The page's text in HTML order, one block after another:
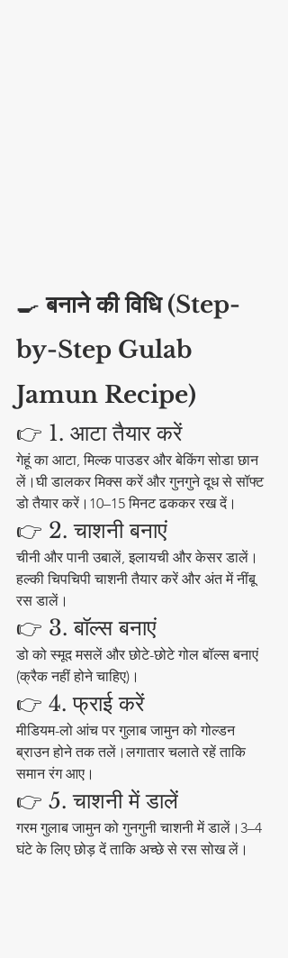
🍳 बनाने की विधि (Step-
by-Step Gulab
Jamun Recipe)
👉 1. आटा तैयार करें
गेहूं का आटा, मिल्क पाउडर और बेकिंग सोडा छान
लें।घी डालकर मिक्स करें और गुनगुने दूध से सॉफ्ट
डो तैयार करें।10–15 मिनट ढककर रख दें।
👉 2. चाशनी बनाएं
चीनी और पानी उबालें, इलायची और केसर डालें।
हल्की चिपचिपी चाशनी तैयार करें और अंत में नींबू
रस डालें।
👉 3. बॉल्स बनाएं
डो को स्मूद मसलें और छोटे-छोटे गोल बॉल्स बनाएं
(क्रैक नहीं होने चाहिए)।
👉 4. फ्राई करें
मीडियम-लो आंच पर गुलाब जामुन को गोल्डन
ब्राउन होने तक तलें।लगातार चलाते रहें ताकि
समान रंग आए।
👉 5. चाशनी में डालें
गरम गुलाब जामुन को गुनगुनी चाशनी में डालें।3–4
घंटे के लिए छोड़ दें ताकि अच्छे से रस सोख लें।